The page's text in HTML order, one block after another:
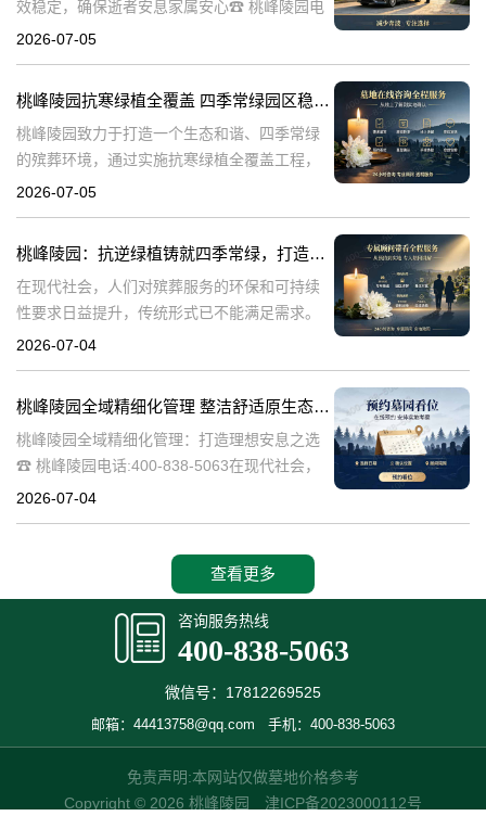
效稳定，确保逝者安息家属安心☎ 桃峰陵园电
话:400-838-5063在生命的终点，我们最希望的
2026-07-05
桃峰陵园抗寒绿植全覆盖 四季常绿园区稳定美观：打造生态和谐殡葬环境
桃峰陵园致力于打造一个生态和谐、四季常绿
的殡葬环境，通过实施抗寒绿植全覆盖工程，
不仅提升了园区的美观度，也确保了园区的稳
2026-07-05
桃峰陵园：抗逆绿植铸就四季常绿，打造生态绿色殡葬典范
在现代社会，人们对殡葬服务的环保和可持续
性要求日益提升，传统形式已不能满足需求。
桃峰陵园作为绿色殡葬的先行者，致力于构建
2026-07-04
桃峰陵园全域精细化管理 整洁舒适原生态园区：打造理想安息之选
桃峰陵园全域精细化管理：打造理想安息之选
☎ 桃峰陵园电话:400-838-5063在现代社会，
人们对死亡和安息地的看法正在发生变化。越
2026-07-04
查看更多
咨询服务热线
400-838-5063
微信号：17812269525
邮箱：44413758@qq.com 手机：400-838-5063
免责声明:本网站仅做墓地价格参考
Copyright © 2026 桃峰陵园 津ICP备2023000112号